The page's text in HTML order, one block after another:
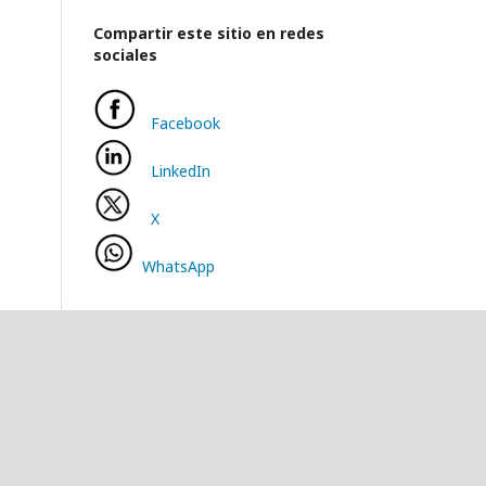
Compartir este sitio en redes
sociales
Facebook
LinkedIn
X
WhatsApp